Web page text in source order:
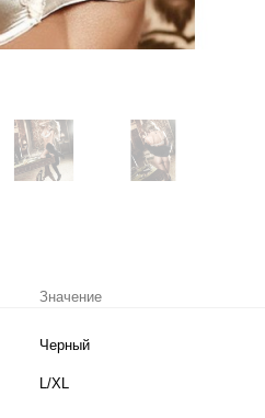
Значение
Черный
L/XL